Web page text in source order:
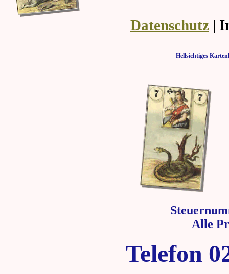
Datenschutz |
Hellsichtiges
Alle
Telefon